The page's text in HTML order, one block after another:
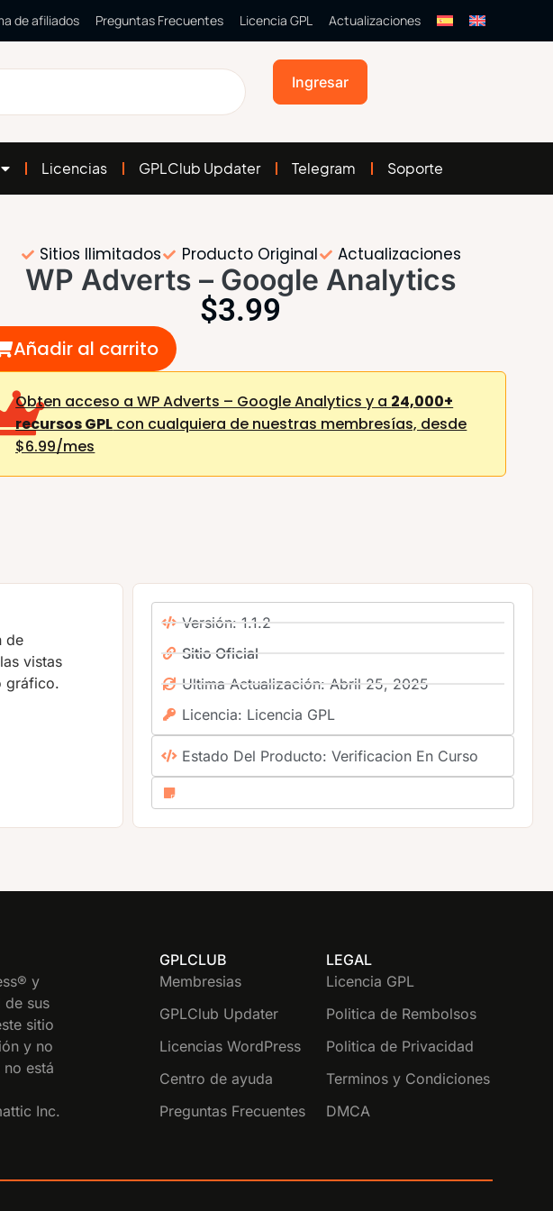
de afiliados Preguntas Frecuentes Licencia GPL Actualizaciones
Ingresar
Licencias GPLClub Updater Telegram Soporte
Sitios Ilimitados Producto Original Actualizaciones
WP Adverts – Google Analytics
$3.99
Añadir al carrito
Obten acceso a WP Adverts – Google Analytics y a 24,000+
recursos GPL con cualquiera de nuestras membresías, desde
$6.99/mes
de
vistas
gráfico.
Versión: 1.1.2
Sitio Oficial
Ultima Actualización: Abril 25, 2025
Licencia: Licencia GPL
Estado Del Producto: Verificacion En Curso
y
de sus
sitio
y no
está
Inc.
GPLCLUB
Membresias
GPLClub Updater
Licencias WordPress
Centro de ayuda
Preguntas Frecuentes
LEGAL
Licencia GPL
Politica de Rembolsos
Politica de Privacidad
Terminos y Condiciones
DMCA